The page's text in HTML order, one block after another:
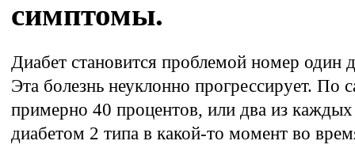
симптомы.
Диабет становится проблемой номер один
Эта болезнь неуклонно прогрессирует.
примерно 40 процентов, или два из
диабетом 2 типа в какой-то момент во